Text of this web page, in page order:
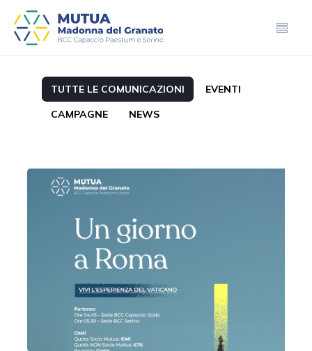
TUTTE LE COMUNICAZIONI EVENTI
CAMPAGNE NEWS